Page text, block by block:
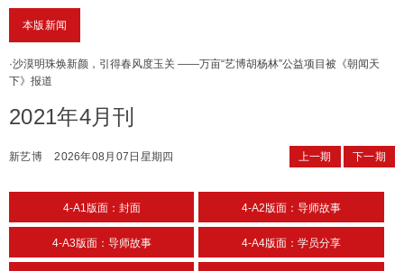
本版新闻
·沙漠明珠焕新颜，引得春风度玉关 ——万亩“艺博胡杨林”公益项目被《朝闻天
下》报道
2021年4月刊
新艺博 2026年08月07日星期四 上一期 下一期
4-A1版面：封面 4-A2版面：导师故事
4-A3版面：导师故事 4-A4版面：学员分享